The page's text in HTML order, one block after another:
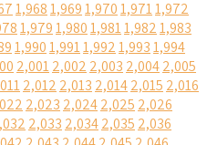
1,9681,9691,9701,9711,972
1,9791,9801,9811,9821,983
1,9901,9911,9921,9931,994
2,0012,002 2,003 2,0042,005
2,012 2,013 2,0142,015 2,016
2,023 2,0242,025 2,026
2,033 2,0342,035 2,036